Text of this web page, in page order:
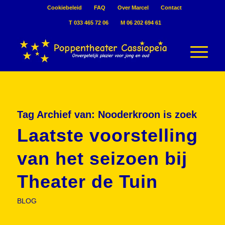
Cookiebeleid FAQ Over Marcel Contact
T 033 465 72 06 M 06 202 694 61
Tag Archief van: Nooderkroon is zoek
Laatste voorstelling
van het seizoen bij
Theater de Tuin
BLOG